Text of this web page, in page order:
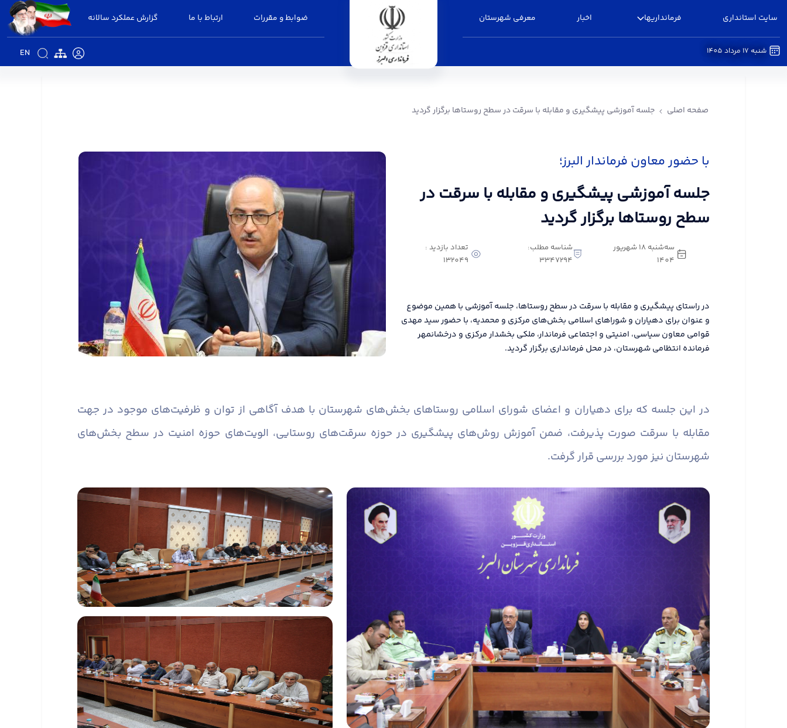
سایت استانداری فرمانداریها اخبار معرفی شهرستان ضوابط و مقررات ارتباط با ما گزارش عملکرد سالانه
EN شنبه 17 مرداد 1405
صفحه اصلی جلسه آموزشی پیشگیری و مقابله با سرقت در سطح روستاها برگزار گردید
با حضور معاون فرماندار البرز؛
جلسه آموزشی پیشگیری و مقابله با سرقت در
سطح روستاها برگزار گردید
سه‌شنبه 18 شهریور
1404
شناسه مطلب:
3347294
تعداد بازدید :
132049
در راستای پیشگیری و مقابله با سرقت در سطح روستاها، جلسه آموزشی با همین موضوع
و عنوان برای دهیاران و شوراهای اسلامی بخش‌های مرکزی و محمدیه، با حضور سید مهدی
قوامی معاون سیاسی، امنیتی و اجتماعی فرماندار، ملکی بخشدار مرکزی و درخشانمهر
فرمانده انتظامی شهرستان، در محل فرمانداری برگزار گردید.
در این جلسه که برای دهیاران و اعضای شورای اسلامی روستاهای بخش‌های شهرستان با هدف آگاهی از توان و ظرفیت‌های موجود در جهت
مقابله با سرقت صورت پذیرفت، ضمن آموزش روش‌های پیشگیری در حوزه سرقت‌های روستایی، الویت‌های حوزه امنیت در سطح بخش‌های
شهرستان نیز مورد بررسی قرار گرفت.